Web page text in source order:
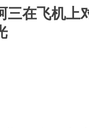
三在飞机上